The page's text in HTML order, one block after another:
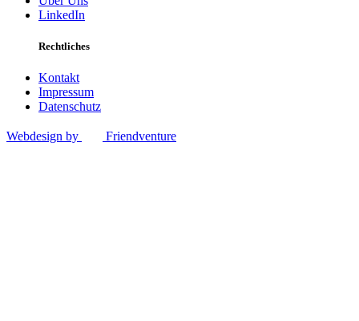
LinkedIn
Rechtliches
Kontakt
Impressum
Datenschutz
Webdesign by Friendventure